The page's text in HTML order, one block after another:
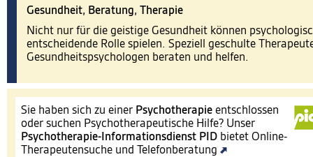
Gesundheit, Beratung, Therapie
Nicht nur für die geistige Gesundheit können
entscheidende Rolle spielen. Speziell geschulte
Gesundheitspsychologen beraten und helfen.
Sie haben sich zu einer Psychotherapie entschlossen
oder suchen Psychotherapeutische Hilfe? Unser
Psychotherapie-Informationsdienst PID bietet Online-
Therapeutensuche und Telefonberatung